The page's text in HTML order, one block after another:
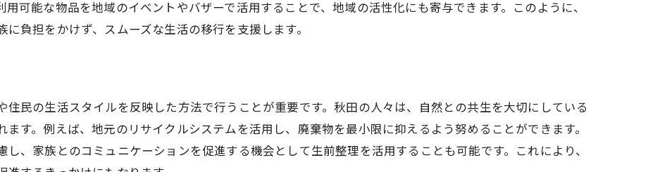
秋田の伝統を反映した整理術の提案
秋田での文化に根ざす生前整理の方法
可能な物品を地域のイベントやバザーで活用することで、地域の活性化にも寄与できます。このように、
負担をかけず、スムーズな生活の移行を支援します。
民の生活スタイルを反映した方法で行うことが重要です。秋田の人々は、自然との共生を大切にしている
す。例えば、地元のリサイクルシステムを活用し、廃棄物を最小限に抑えるよう努めることができます。
、家族とのコミュニケーションを促進する機会として生前整理を活用することも可能です。これにより、